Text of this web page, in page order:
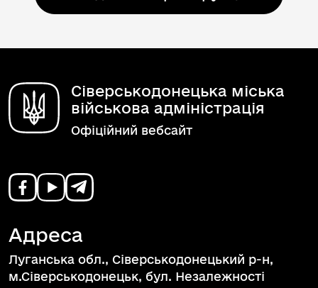
Сіверськодонецька міська
військова адміністрація
Офіційний вебсайт
Адреса
Луганська обл., Сіверськодонецький р-н,
м.Сіверськодонецьк, бул. Незалежності